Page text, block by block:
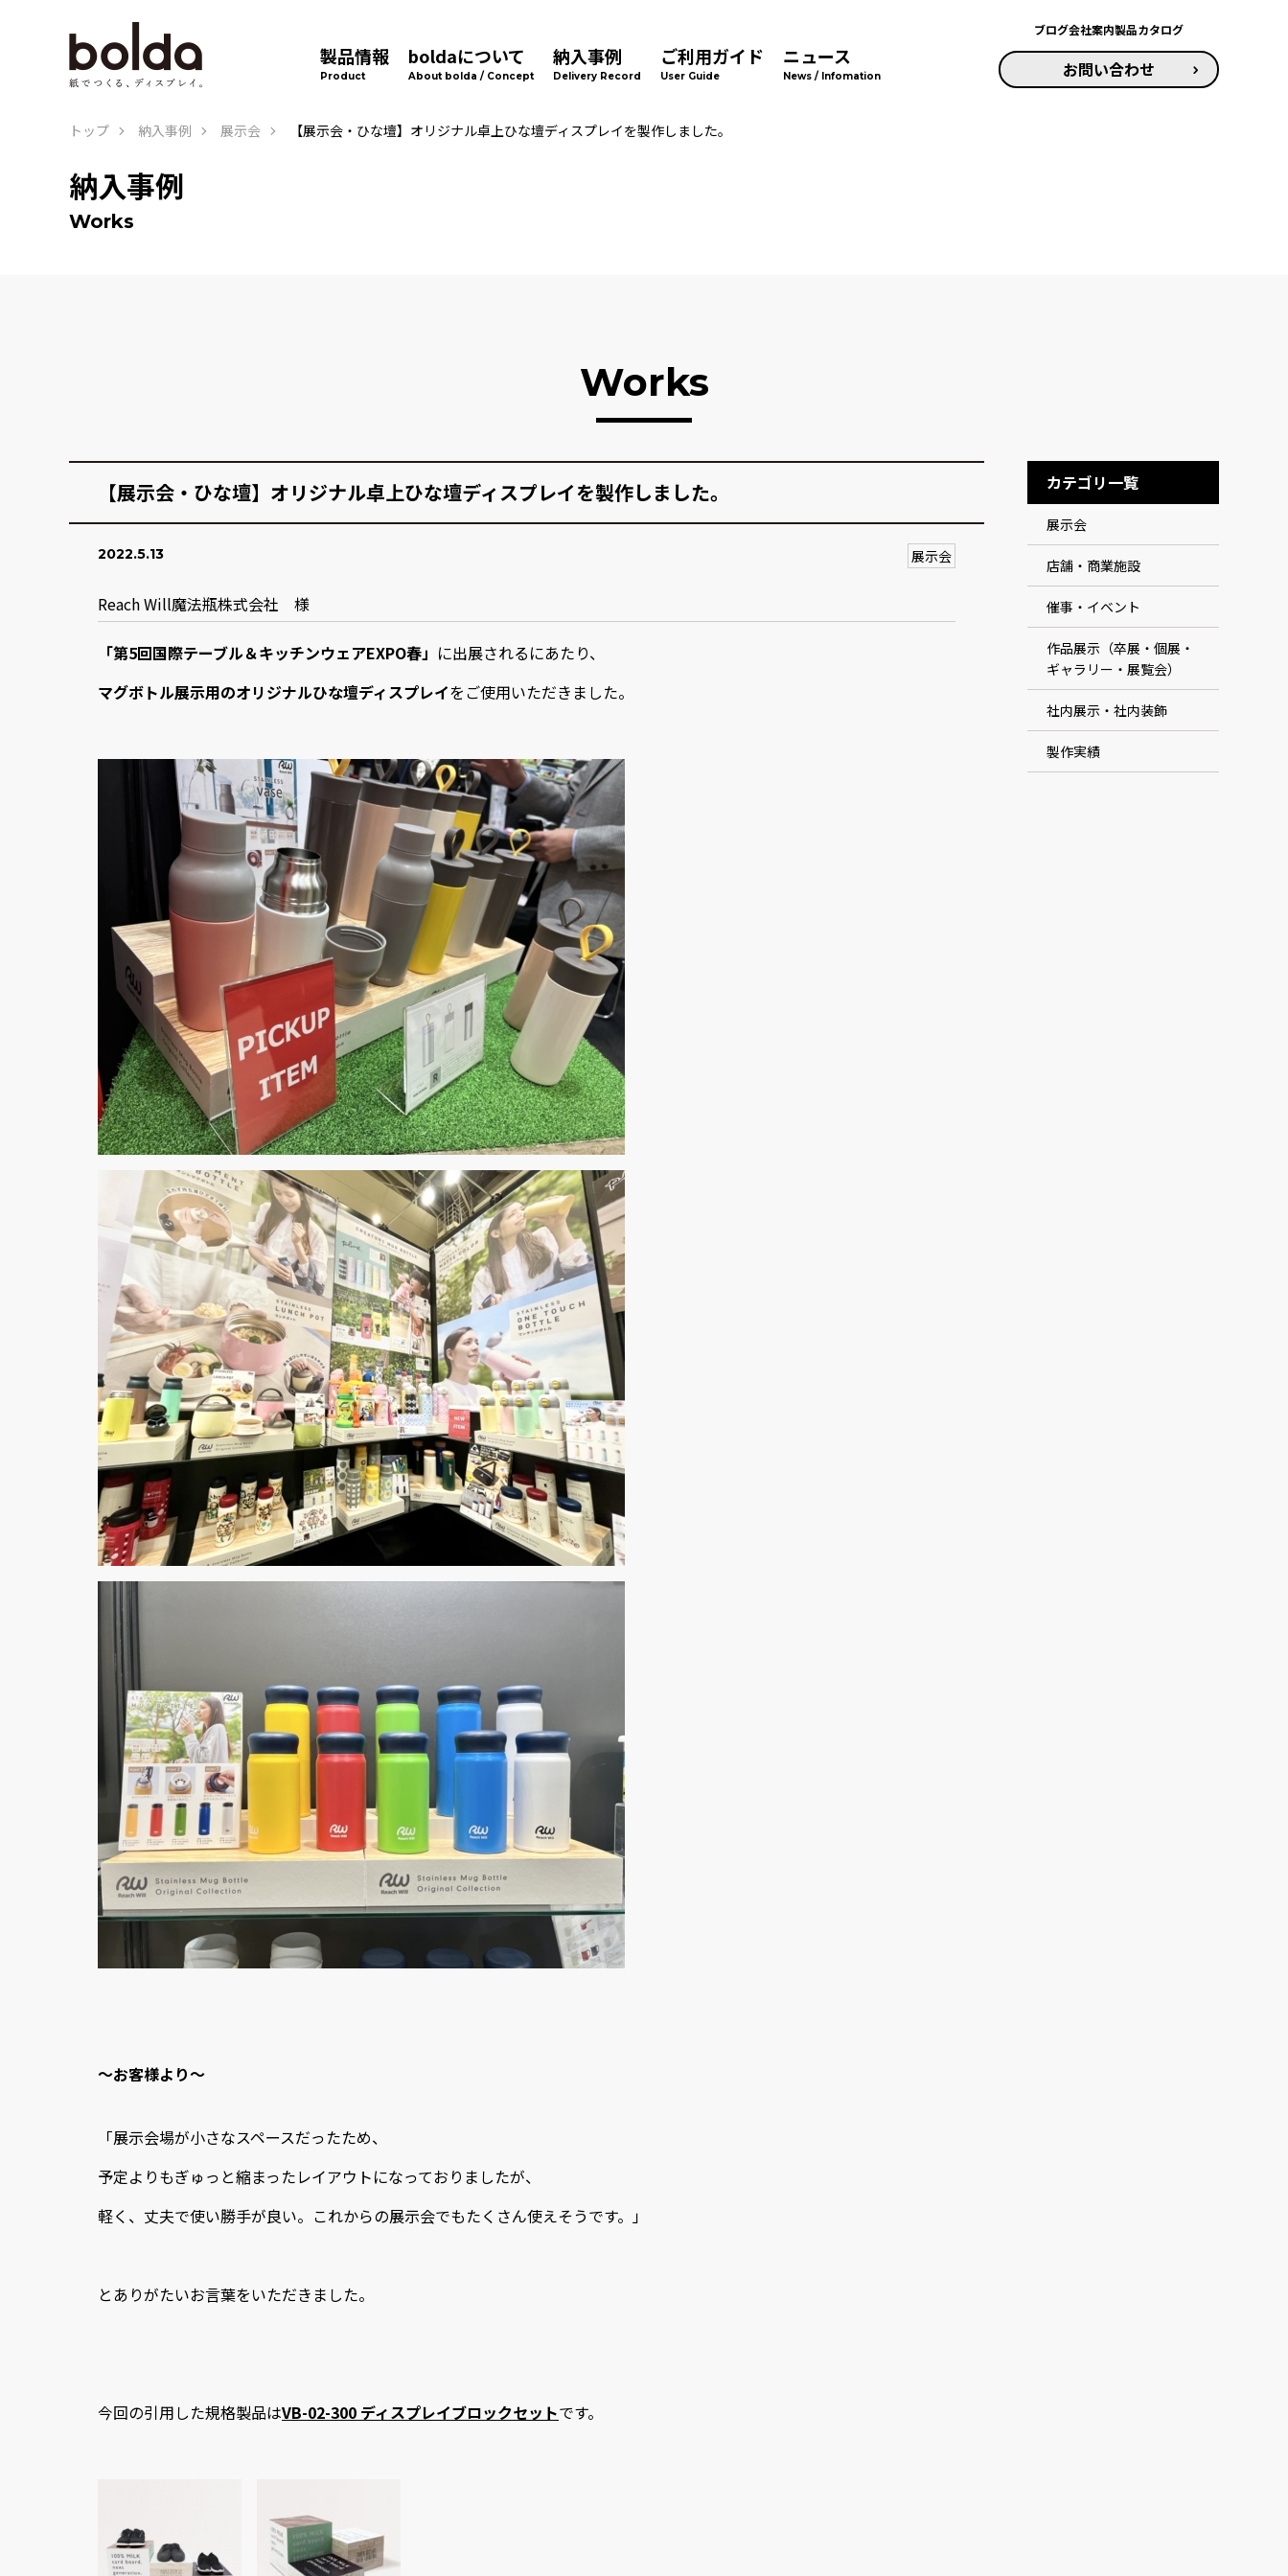
製品情報
Product
boldaについて
About bolda / Concept
納入事例
Delivery Record
ご利用ガイド
User Guide
ニュース
News / Infomation
ブログ会社案内製品カタログ
お問い合わせ
トップ 納入事例 展示会 【展示会・ひな壇】オリジナル卓上ひな壇ディスプレイを製作しました。
納入事例
Works
Works
【展示会・ひな壇】オリジナル卓上ひな壇ディスプレイを製作しました。
2022.5.13 展示会
Reach Will魔法瓶株式会社 様
「第5回国際テーブル＆キッチンウェアEXPO春」 に出展されるにあたり、
マグボトル展示用のオリジナルひな壇ディスプレイをご使用いただきました。
～お客様より～
「展示会場が小さなスペースだったため、
予定よりもぎゅっと縮まったレイアウトになっておりましたが、
軽く、丈夫で使い勝手が良い。これからの展示会でもたくさん使えそうです。」
とありがたいお言葉をいただきました。
今回の引用した規格製品はVB-02-300 ディスプレイブロックセットです。
カテゴリ一覧
展示会
店舗・商業施設
催事・イベント
作品展示（卒展・個展・
ギャラリー・展覧会）
社内展示・社内装飾
製作実績